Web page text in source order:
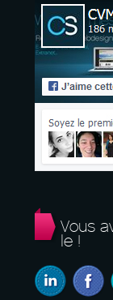
Vous
le !